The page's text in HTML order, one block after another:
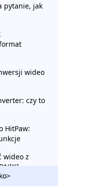
pytanie, jak
wideo
czy to
HitPaw:
wideo z